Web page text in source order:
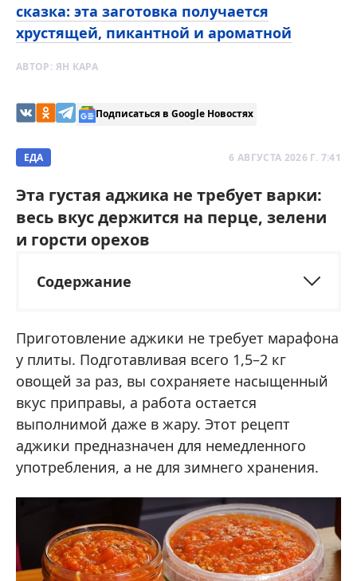
сказка: эта заготовка получается
хрустящей, пикантной и ароматной
АВТОР: ЯН КАРА
Подписаться в Google Новостях
ЕДА 6 АВГУСТА 2026 Г. 7:41
Эта густая аджика не требует варки:
весь вкус держится на перце, зелени
и горсти орехов
Содержание
Приготовление аджики не требует марафона
у плиты. Подготавливая всего 1,5–2 кг
овощей за раз, вы сохраняете насыщенный
вкус приправы, а работа остается
выполнимой даже в жару. Этот рецепт
аджики предназначен для немедленного
употребления, а не для зимнего хранения.